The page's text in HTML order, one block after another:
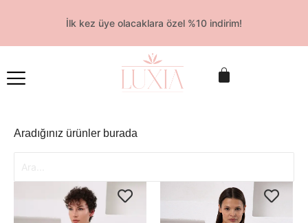
İlk kez üye olacaklara özel %10 indirim!
Aradığınız ürünler burada